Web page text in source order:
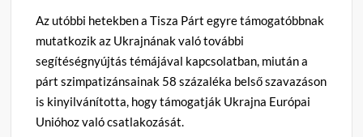
Az utóbbi hetekben a Tisza Párt egyre támogatóbbnak
mutatkozik az Ukrajnának való további
segítéségnyújtás témájával kapcsolatban, miután a
párt szimpatizánsainak 58 százaléka belső szavazáson
is kinyilvánította, hogy támogatják Ukrajna Európai
Unióhoz való csatlakozását.